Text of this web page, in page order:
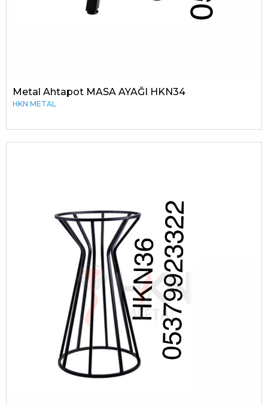
Metal Ahtapot MASA AYAĞI HKN34
HKN METAL